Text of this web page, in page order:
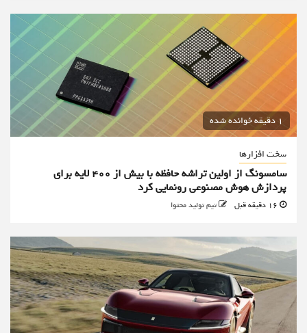
1 دقیقه خوانده شده
سخت افزارها
سامسونگ از اولین تراشه حافظه با بیش از ۴۰۰ لایه برای
پردازش هوش مصنوعی رونمایی کرد
تیم تولید محتوا